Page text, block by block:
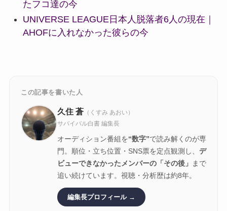
たフコ達の今
UNIVERSE LEAGUE日本人脱落者6人の現在｜
AHOFに入れなかった彼らの今
この記事を書いた人
久住 蒼（くすみ あおい）
サバイバル白書 編集長
オーディション番組を“数字”で読み解くのが専
門。順位・立ち位置・SNS票を定点観測し、 デ
ビューできなかったメンバーの「その後」
まで
追い続けています。視聴・分析歴は約8年。
編集長プロフィール →